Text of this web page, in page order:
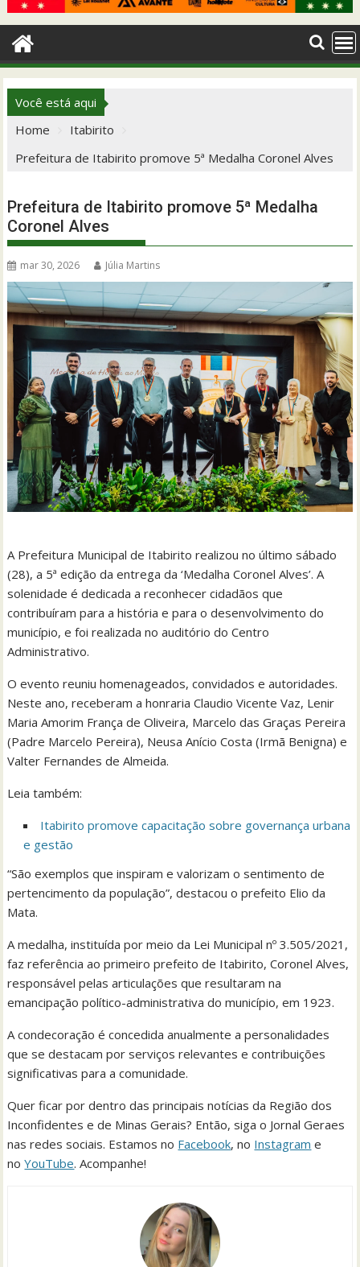
Você está aqui
Home
Itabirito
Prefeitura de Itabirito promove 5ª Medalha Coronel Alves
Prefeitura de Itabirito promove 5ª Medalha
Coronel Alves
mar 30, 2026 Júlia Martins
A Prefeitura Municipal de Itabirito realizou no último sábado
(28), a 5ª edição da entrega da ‘Medalha Coronel Alves’. A
solenidade é dedicada a reconhecer cidadãos que
contribuíram para a história e para o desenvolvimento do
município, e foi realizada no auditório do Centro
Administrativo.
O evento reuniu homenageados, convidados e autoridades.
Neste ano, receberam a honraria Claudio Vicente Vaz, Lenir
Maria Amorim França de Oliveira, Marcelo das Graças Pereira
(Padre Marcelo Pereira), Neusa Anício Costa (Irmã Benigna) e
Valter Fernandes de Almeida.
Leia também:
Itabirito promove capacitação sobre governança urbana
e gestão
“São exemplos que inspiram e valorizam o sentimento de
pertencimento da população”, destacou o prefeito Elio da
Mata.
A medalha, instituída por meio da Lei Municipal nº 3.505/2021,
faz referência ao primeiro prefeito de Itabirito, Coronel Alves,
responsável pelas articulações que resultaram na
emancipação político-administrativa do município, em 1923.
A condecoração é concedida anualmente a personalidades
que se destacam por serviços relevantes e contribuições
significativas para a comunidade.
Quer ficar por dentro das principais notícias da Região dos
Inconfidentes e de Minas Gerais? Então, siga o Jornal Geraes
nas redes sociais. Estamos no Facebook, no Instagram e
noYouTube. Acompanhe!